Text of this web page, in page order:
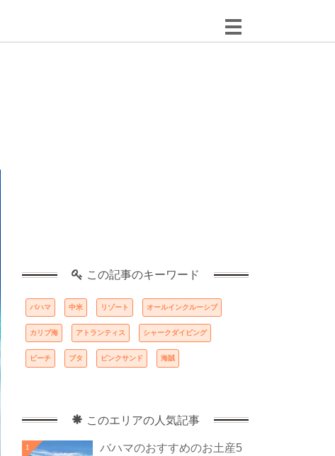
この記事のキーワード
バハマ 中米 リゾート オールインクルーシブ
カリブ海 アトランティス シャークダイビング
ビーチ ブタ ピンクサンド 海賊
このエリアの人気記事
1
バハマのおすすめのお土産5